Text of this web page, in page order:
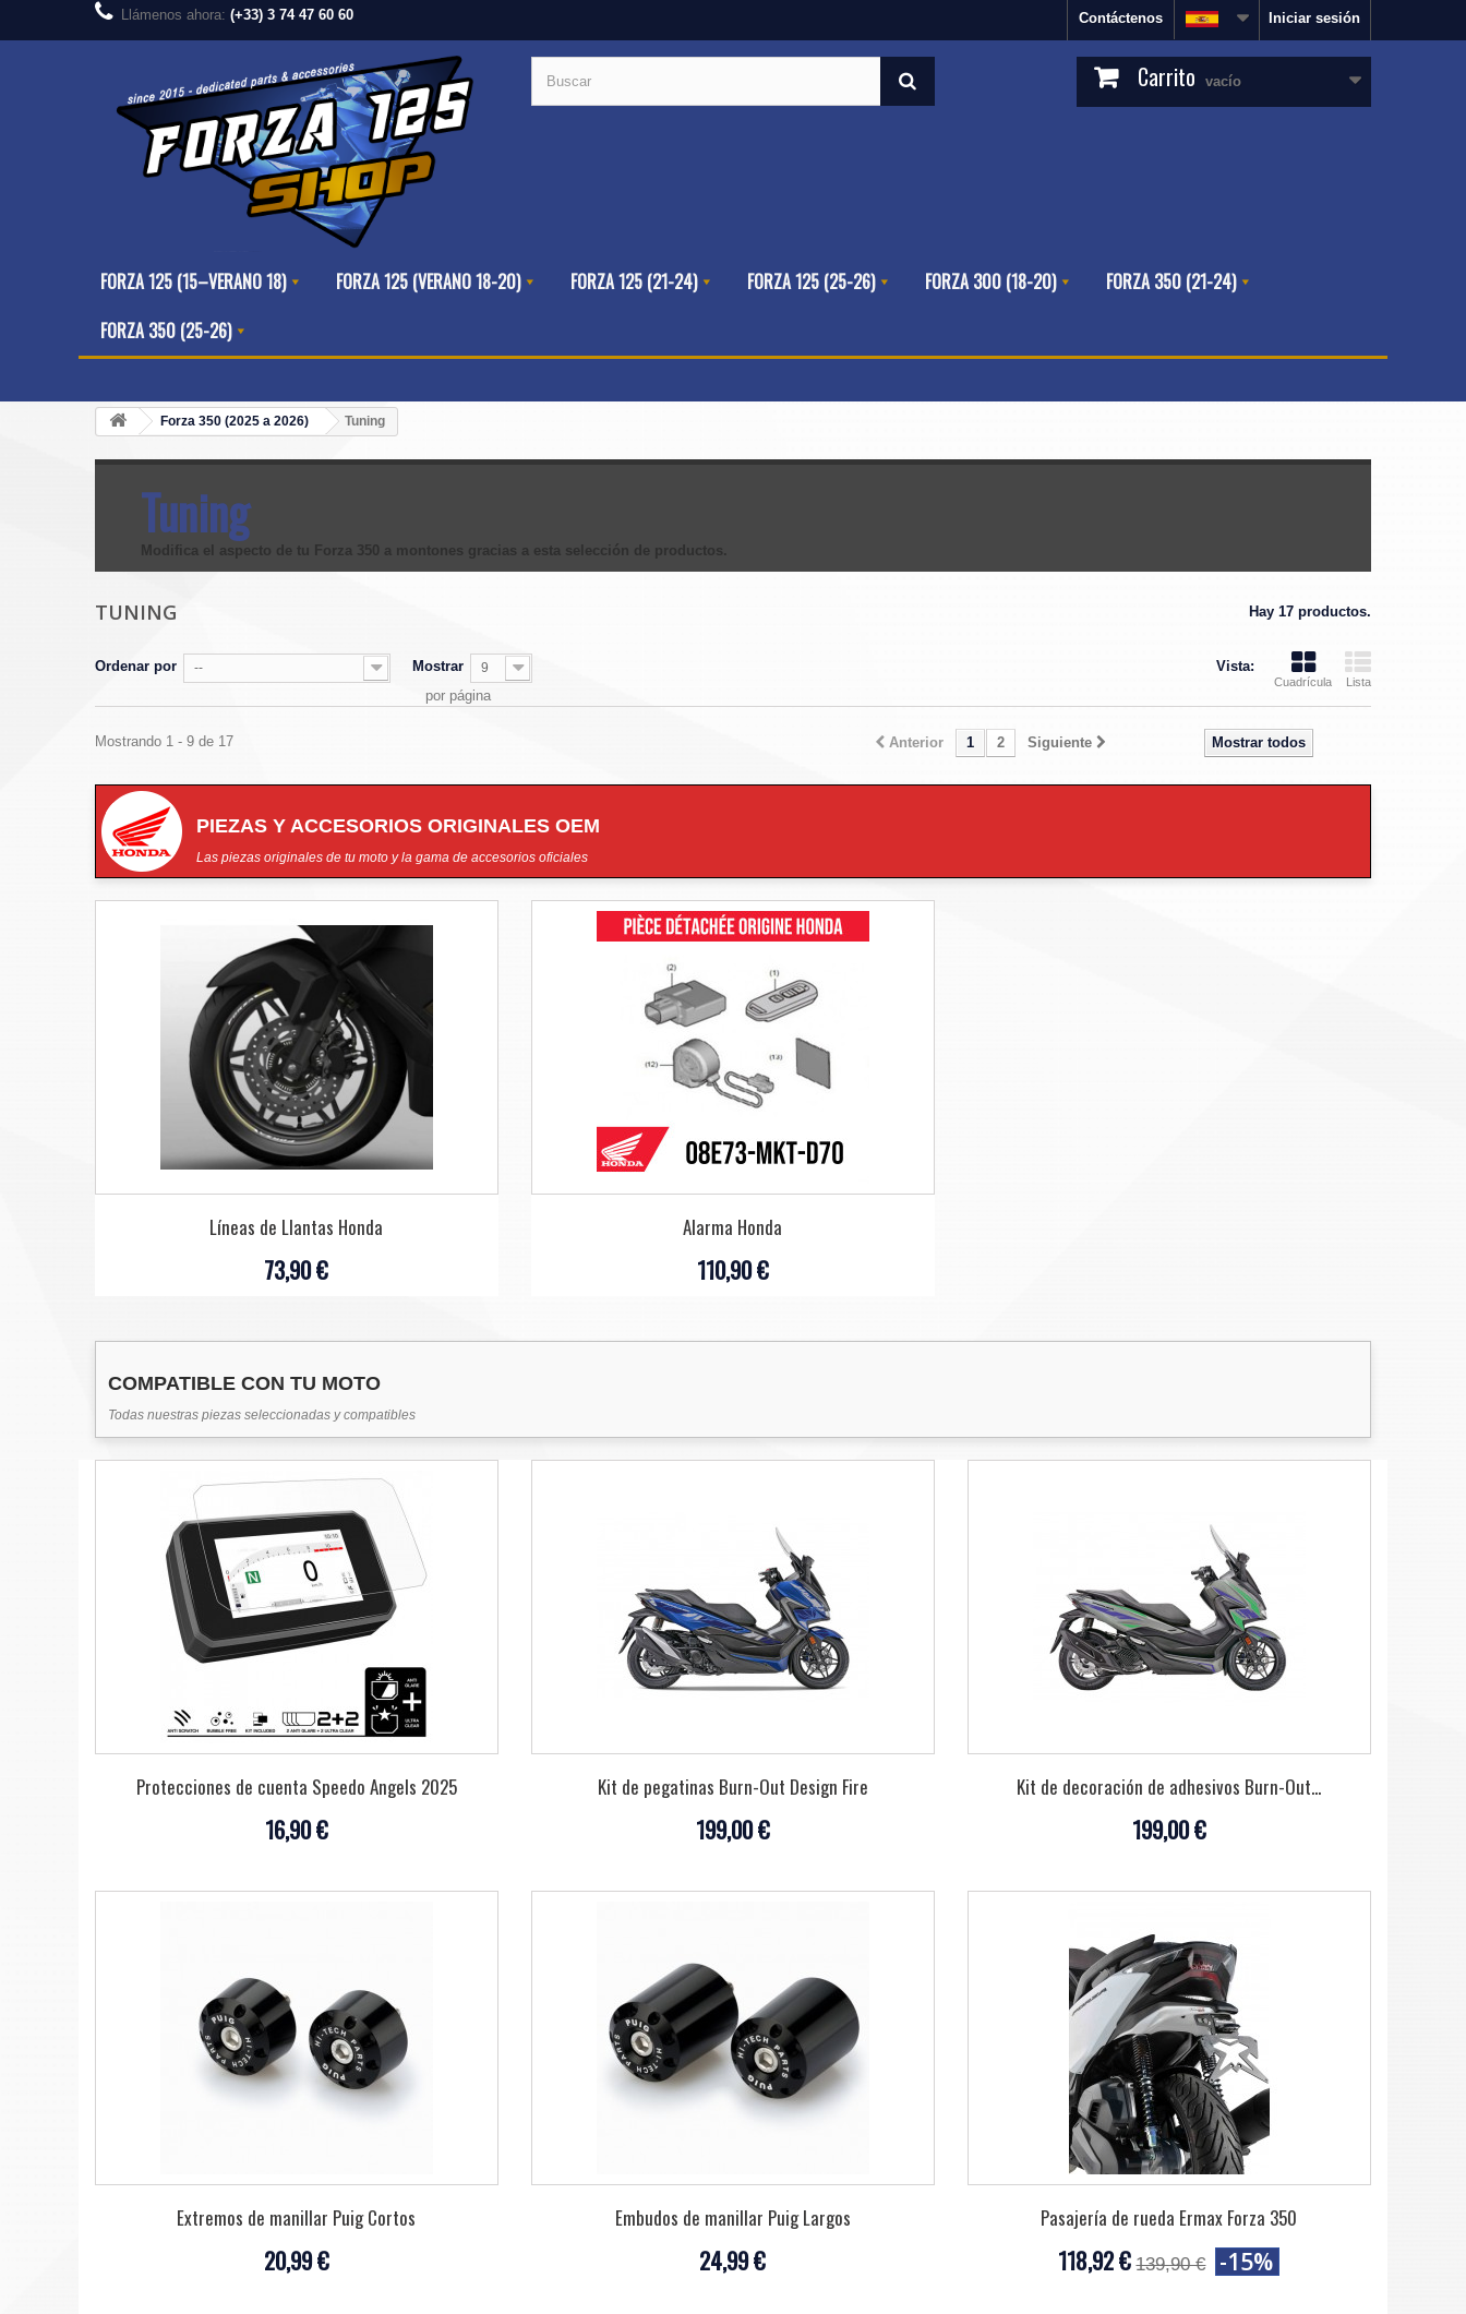
Iniciar sesión
Contáctenos
Llámenos ahora: (+33) 3 74 47 60 60
Carrito vacío
FORZA 125 (15–VERANO 18) FORZA 125 (VERANO 18-20) FORZA 125 (21-24) FORZA 125 (25-26) FORZA 300 (18-20)
FORZA 350 (21-24)
FORZA 350 (25-26)
Forza 350 (2025 a 2026) Tuning
Tuning
Modifica el aspecto de tu Forza 350 a montones gracias a esta selección de productos.
TUNING Hay 17 productos.
Vista:
Cuadrícula Lista
Ordenar por -- Mostrar 9
por página
Mostrar todos
Anterior 1 2 Siguiente
Mostrando 1 - 9 de 17
PIEZAS Y ACCESORIOS ORIGINALES OEM
Las piezas originales de tu moto y la gama de accesorios oficiales
Líneas de Llantas Honda
73,90 €
Alarma Honda
110,90 €
COMPATIBLE CON TU MOTO
Todas nuestras piezas seleccionadas y compatibles
Protecciones de cuenta Speedo Angels 2025
16,90 €
Kit de pegatinas Burn-Out Design Fire
199,00 €
Kit de decoración de adhesivos Burn-Out...
199,00 €
Extremos de manillar Puig Cortos
20,99 €
Embudos de manillar Puig Largos
24,99 €
Pasajería de rueda Ermax Forza 350
118,92 € 139,90 € -15%